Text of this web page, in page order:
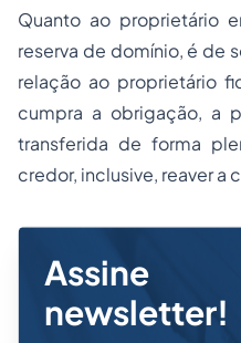
Quanto ao proprietário
reserva de domínio, é de
relação ao proprietário
cumpra a obrigação, a
transferida de forma
credor, inclusive, reaver a
Assine
newsletter!